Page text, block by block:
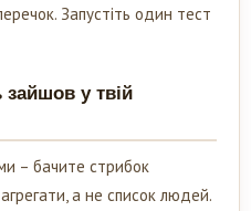
Запустіть один тест
у твій
– бачите стрибок
агрегати, а не список людей.